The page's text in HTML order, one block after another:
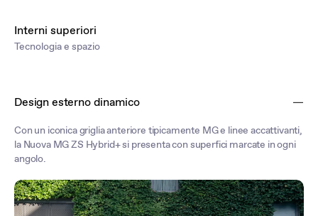
Interni superiori
Tecnologia e spazio
Design esterno dinamico
Con un iconica griglia anteriore tipicamente MG e linee accattivanti,
la Nuova MG ZS Hybrid+ si presenta con superfici marcate in ogni
angolo.